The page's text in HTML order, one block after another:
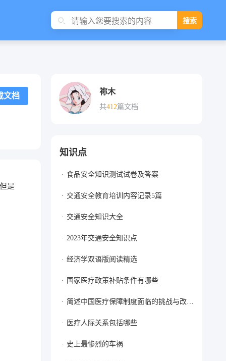
搜索
文档
是
祢木
共412篇文档
知识点
食品安全知识测试试卷及答案
交通安全教育培训内容记录5篇
交通安全知识大全
2023年交通安全知识点
经济学双语版阅读精选
国家医疗政策补贴条件有哪些
简述中国医疗保障制度面临的挑战与改革方向
医疗人际关系包括哪些
史上最惨烈的车祸